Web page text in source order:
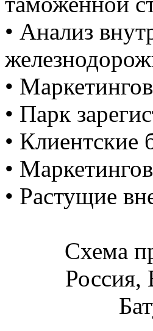
• Анализ
•
• Парк
• Клиентские
•
• Растущие
Схема
Россия,